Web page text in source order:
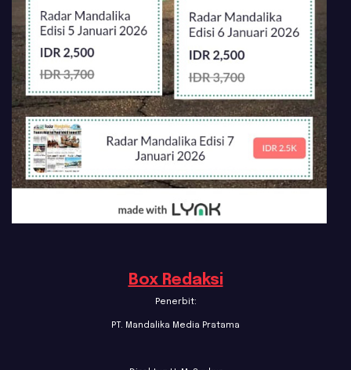
Box Redaksi
Penerbit:
PT. Mandalika Media Pratama